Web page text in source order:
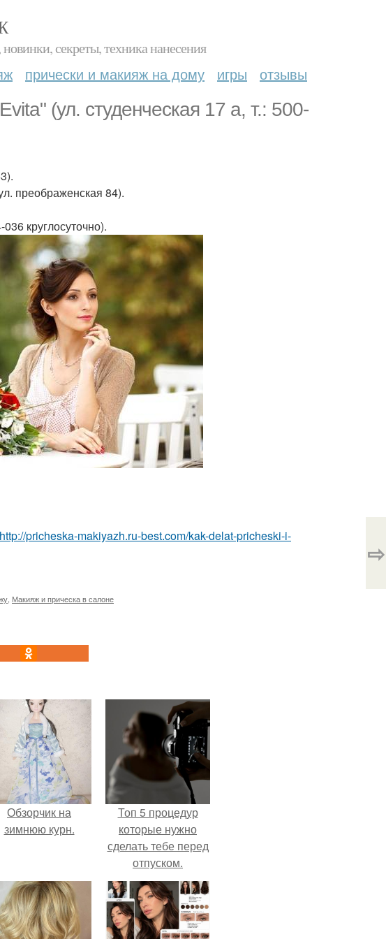
секреты, техника нанесения
прически и макияж на дому игры отзывы
(ул. студенческая 17 а, т.: 500-
преображенская 84).
круглосуточно).
http://pricheska-makiyazh.ru-best.com/kak-delat-pricheski-i-
Макияж и прическа в салоне
⇨
Обзорчик на
зимнюю курн.
Топ 5 процедур
которые нужно
сделать тебе перед
отпуском.